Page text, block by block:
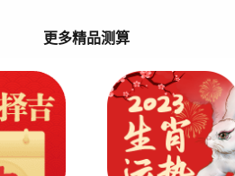
更多精品测算